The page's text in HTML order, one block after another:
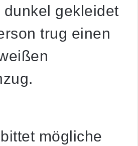
gekleidet
trug einen
mögliche